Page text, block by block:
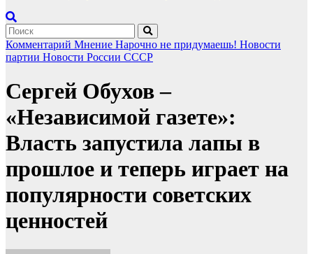
Комментарий Мнение Нарочно не придумаешь! Новости
партии Новости России СССР
Сергей Обухов –
«Независимой газете»:
Власть запустила лапы в
прошлое и теперь играет на
популярности советских
ценностей